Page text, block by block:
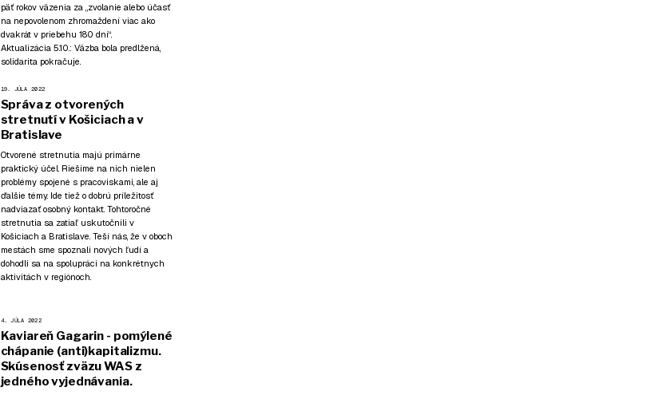
päť rokov väzenia za „zvolanie alebo účasť
na nepovolenom zhromaždení viac ako
dvakrát v priebehu 180 dní“.
Aktualizácia 5.10.: Väzba bola predlžená,
solidarita pokračuje.
19. JÚLA 2022
Správa z otvorených
stretnutí v Košiciach a v
Bratislave
Otvorené stretnutia majú primárne
praktický účel. Riešime na nich nielen
problémy spojené s pracoviskami, ale aj
ďalšie témy. Ide tiež o dobrú príležitosť
nadviazať osobný kontakt. Tohtoročné
stretnutia sa zatiaľ uskutočnili v
Košiciach a Bratislave. Teší nás, že v oboch
mestách sme spoznali nových ľudí a
dohodli sa na spolupráci na konkrétnych
aktivitách v regiónoch.
4. JÚLA 2022
Kaviareň Gagarin - pomýlené
chápanie (anti)kapitalizmu.
Skúsenosť zväzu WAS z
jedného vyjednávania.